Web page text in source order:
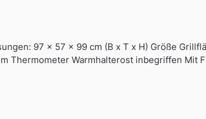
97 x 57 x 99 cm (B x T x H) Größe
Thermometer Warmhalterost inbegriffen Mit